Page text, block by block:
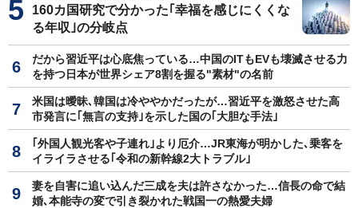
160カ国研究で分かった｢幸福を感じにくくな
る年収｣の分岐点
だから習近平は心底焦っている…中国のITもEVも壊滅させる力
を持つ日本が世界シェア8割を握る"素材"の名前
米国は曖昧､韓国は冷ややかだったが…習近平を激怒させた高
市発言に｢無言の支持｣を示した国の｢大胆な手法｣
｢外国人観光客や子連れ｣より厄介…JR東海が明かした､乗客を
イライラさせる｢令和の新幹線2大トラブル｣
妻を自害に追い込んだ三成を夫は許さなかった…信長の命で結
婚､本能寺の変で引き裂かれた戦国一の熱愛夫婦